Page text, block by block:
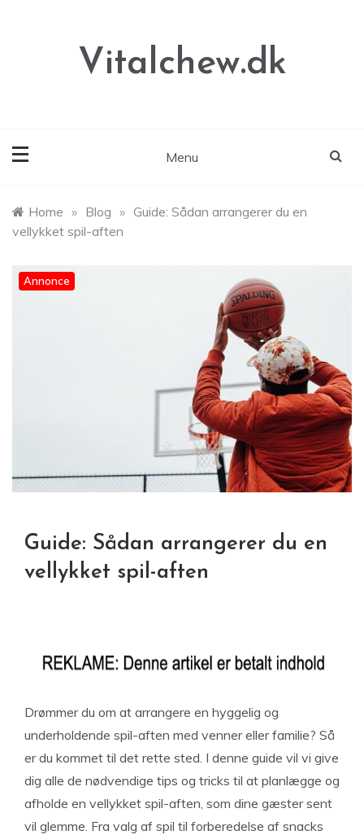
Vitalchew.dk
Menu
Home » Blog » Guide: Sådan arrangerer du en
vellykket spil-aften
Annonce
Guide: Sådan arrangerer du en
vellykket spil-aften
Drømmer du om at arrangere en hyggelig og
underholdende spil-aften med venner eller familie? Så
er du kommet til det rette sted. I denne guide vil vi give
dig alle de nødvendige tips og tricks til at planlægge og
afholde en vellykket spil-aften, som dine gæster sent
vil glemme. Fra valg af spil til forberedelse af snacks